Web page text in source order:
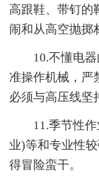
高跟鞋、带钉的
闹和从高空抛掷
10.不懂电
准操作机械，严
必须与高压线坚
11.季节性
业)等和专业性
得冒险蛮干。